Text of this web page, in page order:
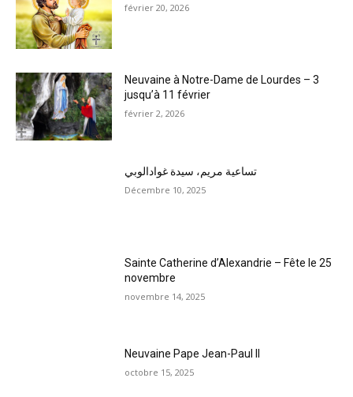
février 20, 2026
Neuvaine à Notre-Dame de Lourdes – 3
jusqu’à 11 février
février 2, 2026
تساعية مريم، سيدة غوادالوبي
Décembre 10, 2025
Sainte Catherine d’Alexandrie – Fête le 25
novembre
novembre 14, 2025
Neuvaine Pape Jean-Paul II
octobre 15, 2025